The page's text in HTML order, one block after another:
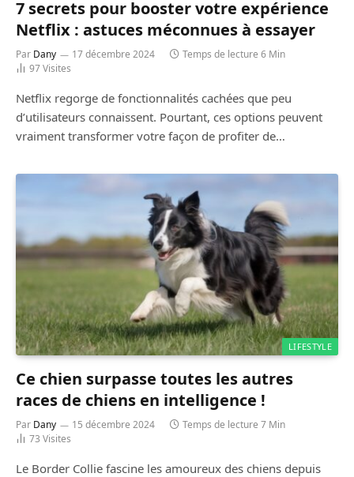
7 secrets pour booster votre expérience
Netflix : astuces méconnues à essayer
Par Dany 17 décembre 2024
Temps de lecture 6 Min
97Visites
Netflix regorge de fonctionnalités cachées que peu
d’utilisateurs connaissent. Pourtant, ces options peuvent
vraiment transformer votre façon de profiter de…
LIFESTYLE
Ce chien surpasse toutes les autres
races de chiens en intelligence !
Par Dany 15 décembre 2024
Temps de lecture 7 Min
73 Visites
Le Border Collie fascine les amoureux des chiens depuis